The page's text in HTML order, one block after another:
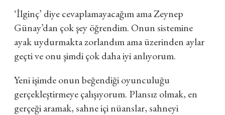
‘İlginç’ diye cevaplamayacağım ama Zeynep
Günay’dan çok şey öğrendim. Onun sistemine
ayak uydurmakta zorlandım ama üzerinden aylar
geçti ve onu şimdi çok daha iyi anlıyorum.
Yeni işimde onun beğendiği oyunculuğu
gerçekleştirmeye çalışıyorum. Plansız olmak, en
gerçeği aramak, sahne içi nüanslar, sahneyi